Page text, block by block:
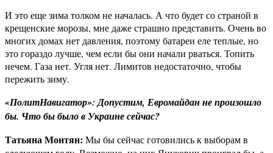
И это еще зима толком не началась. А что будет со страной в
крещенские морозы, мне даже страшно представить. Очень во
многих домах нет давления, поэтому батареи еле теплые, но
это гораздо лучше, чем если бы они начали рваться. Топить
нечем. Газа нет. Угля нет. Лимитов недостаточно, чтобы
пережить зиму.
«ПолитНавигатор»: Допустим, Евромайдан не произошло
бы. Что бы было в Украине сейчас?
Татьяна Монтян: Мы бы сейчас готовились к выборам в